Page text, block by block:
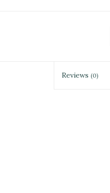
Reviews(0)